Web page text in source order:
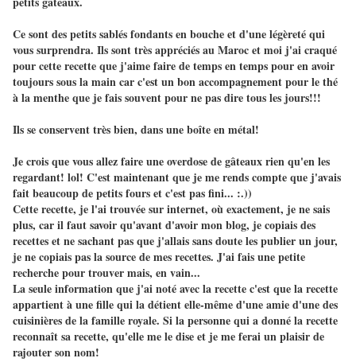
Ce sont des petits sablés fondants en bouche et d'une légèreté qui
vous surprendra. Ils sont très appréciés au Maroc et moi j'ai craqué
pour cette recette que j'aime faire de temps en temps pour en avoir
toujours sous la main car c'est un bon accompagnement pour le thé
à la menthe que je fais souvent pour ne pas dire tous les jours!!!
Ils se conservent très bien, dans une boîte en métal!
Je crois que vous allez faire une overdose de gâteaux rien qu'en les
regardant! lol! C'est maintenant que je me rends compte que j'avais
fait beaucoup de petits fours et c'est pas fini... :.))
Cette recette, je l'ai trouvée sur internet, où exactement, je ne sais
plus, car il faut savoir qu'avant d'avoir mon blog, je copiais des
recettes et ne sachant pas que j'allais sans doute les publier un jour,
je ne copiais pas la source de mes recettes. J'ai fais une petite
recherche pour trouver mais, en vain...
La seule information que j'ai noté avec la recette c'est que la recette
appartient à une fille qui la détient elle-même d'une amie d'une des
cuisinières de la famille royale. Si la personne qui a donné la recette
reconnaît sa recette, qu'elle me le dise et je me ferai un plaisir de
rajouter son nom!